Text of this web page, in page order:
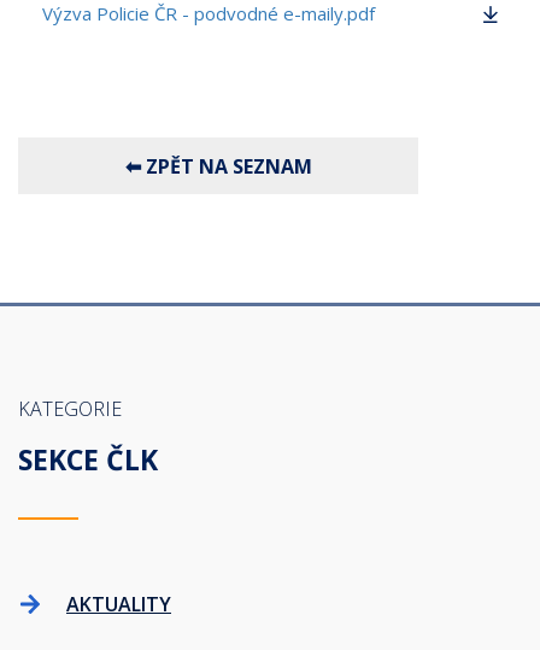
Výzva Policie ČR - podvodné e-maily.pdf
KATEGORIE
SEKCE ČLK
AKTUALITY